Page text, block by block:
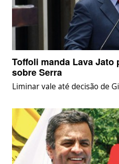
Toffoli manda Lava
sobre Serra
Liminar vale até decisão de